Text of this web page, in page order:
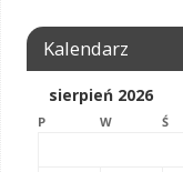
Kalendarz
sierpień 2026
P W Ś